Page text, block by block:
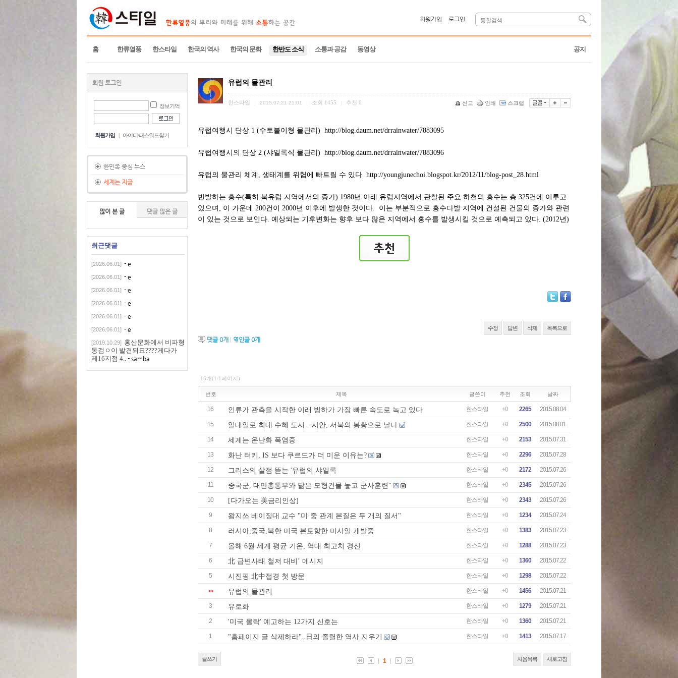
회원가입 로그인
홈 한류열풍 한스타일 한국의 역사 한국의 문화 한반도 소식 소통과 공감 동영상 공지
회원 로그인
정보기억
회원가입 | 아이디/패스워드찾기
한민족 중심 뉴스
세계는 지금
많이 본 글 댓글 많은 글
최근댓글
[2026.06.01] - e
[2026.06.01] - e
[2026.06.01] - e
[2026.06.01] - e
[2026.06.01] - e
[2026.06.01] - e
[2019.10.29] 홍산문화에서 비파형
동검ㅇ이 발견되요????게다가
제16지점 4.. - samba
유럽의 물관리
한스타일 2015.07.21 21:01 조회 1455 추천 0 신고 인쇄 스크랩
유럽여행시 단상 1 (수토불이형 물관리) http://blog.daum.net/drrainwater/7883095
유럽여행시의 단상 2 (샤일록식 물관리) http://blog.daum.net/drrainwater/7883096
유럽의 물관리 체계, 생태계를 위험에 빠트릴 수 있다 http://youngjunechoi.blogspot.kr/2012/11/blog-post_28.html
빈발하는 홍수(특히 북유럽 지역에서의 증가).1980년 이래 유럽지역에서 관찰된 주요 하천의 홍수는 총 325건에 이루고
있으며, 이 가운데 200건이 2000년 이후에 발생한 것이다. 이는 부분적으로 홍수다발 지역에 건설된 건물의 증가와 관련
이 있는 것으로 보인다. 예상되는 기후변화는 향후 보다 많은 지역에서 홍수를 발생시킬 것으로 예측되고 있다. (2012년)
수정 답변 삭제 목록으로
댓글0개 엮인글0개
16개(1/1페이지)
번호 제목 글쓴이 추천 조회 날짜
16 인류가 관측을 시작한 이래 빙하가 가장 빠른 속도로 녹고 있다 한스타일 +0 2265 2015.08.04
15 일대일로 최대 수혜 도시…시안, 서북의 봉황으로 날다 한스타일 +0 2500 2015.08.01
14 세계는 온난화 폭염중 한스타일 +0 2153 2015.07.31
13 화난 터키, IS 보다 쿠르드가 더 미운 이유는? 한스타일 +0 2296 2015.07.28
12 그리스의 살점 뜯는 '유럽의 샤일록 한스타일 +0 2172 2015.07.26
11 중국군, 대만총통부와 닮은 모형건물 놓고 군사훈련" 한스타일 +0 2345 2015.07.26
10 [다가오는 美금리인상] 한스타일 +0 2343 2015.07.26
9 왕지쓰 베이징대 교수 "미·중 관계 본질은 두 개의 질서" 한스타일 +0 1234 2015.07.24
8 러시아,중국,북한 미국 본토향한 미사일 개발중 한스타일 +0 1383 2015.07.23
7 올해 6월 세계 평균 기온, 역대 최고치 경신 한스타일 +0 1288 2015.07.23
6 北 급변사태 철저 대비’ 메시지 한스타일 +0 1360 2015.07.22
5 시진핑 北中접경 첫 방문 한스타일 +0 1298 2015.07.22
>> 유럽의 물관리 한스타일 +0 1456 2015.07.21
3 유로화 한스타일 +0 1279 2015.07.21
2 '미국 몰락' 예고하는 12가지 신호는 한스타일 +0 1360 2015.07.21
1 "홈페이지 글 삭제하라"..日의 졸렬한 역사 지우기 한스타일 +0 1413 2015.07.17
글쓰기 처음목록 새로고침
1